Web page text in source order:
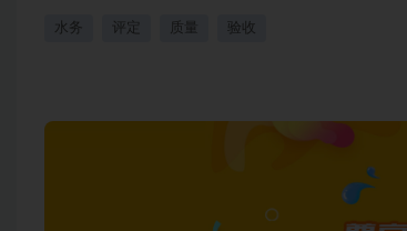
水务 评定 质量 验收